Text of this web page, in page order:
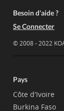
Besoin d'aide ?
Se Connecter
© 2008 - 2022
Pays
Côte d'Ivoire
Burkina Faso